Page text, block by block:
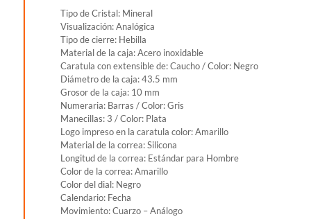
Tipo de Cristal: Mineral
Visualización: Analógica
Tipo de cierre: Hebilla
Material de la caja: Acero inoxidable
Caratula con extensible de: Caucho / Color: Negro
Diámetro de la caja: 43.5 mm
Grosor de la caja: 10 mm
Numeraria: Barras / Color: Gris
Manecillas: 3 / Color: Plata
Logo impreso en la caratula color: Amarillo
Material de la correa: Silicona
Longitud de la correa: Estándar para Hombre
Color de la correa: Amarillo
Color del dial: Negro
Calendario: Fecha
Movimiento: Cuarzo – Análogo